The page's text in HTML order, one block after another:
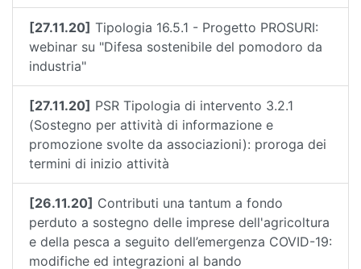
[27.11.20] Tipologia 16.5.1 - Progetto PROSURI:
webinar su "Difesa sostenibile del pomodoro da
industria"
[27.11.20] PSR Tipologia di intervento 3.2.1
(Sostegno per attività di informazione e
promozione svolte da associazioni): proroga dei
termini di inizio attività
[26.11.20] Contributi una tantum a fondo
perduto a sostegno delle imprese dell'agricoltura
e della pesca a seguito dell’emergenza COVID-19:
modifiche ed integrazioni al bando